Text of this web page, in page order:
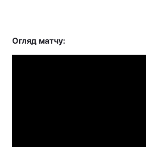
Огляд матчу: